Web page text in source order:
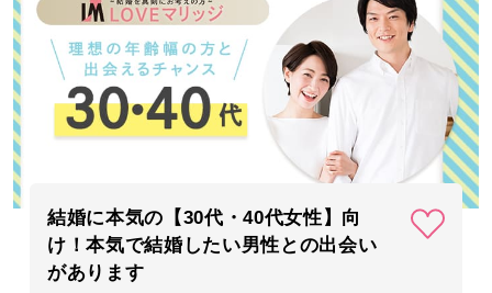
結婚に本気の【30代・40代女性】向
け！本気で結婚したい男性との出会い
があります